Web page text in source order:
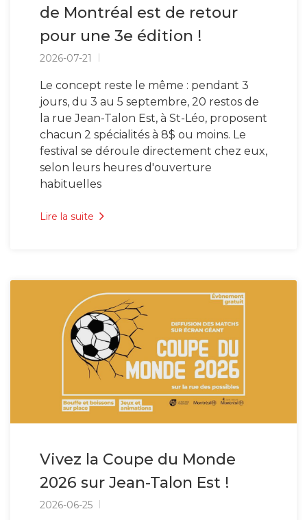
de Montréal est de retour
pour une 3e édition !
2026-07-21
Le concept reste le même : pendant 3
jours, du 3 au 5 septembre, 20 restos de
la rue Jean-Talon Est, à St-Léo, proposent
chacun 2 spécialités à 8$ ou moins. Le
festival se déroule directement chez eux,
selon leurs heures d'ouverture
habituelles
Lire la suite
Vivez la Coupe du Monde
2026 sur Jean-Talon Est !
2026-06-25